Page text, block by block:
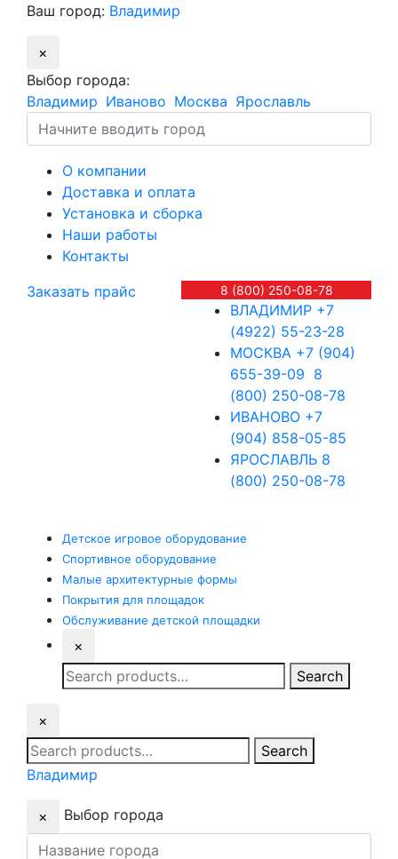
Ваш город: Владимир
×
Выбор города:
Владимир Иваново Москва Ярославль
О компании
Доставка и оплата
Установка и сборка
Наши работы
Контакты
Заказать прайс
8 (800) 250-08-78
ВЛАДИМИР +7
(4922) 55-23-28
МОСКВА +7 (904)
655-39-09 8
(800) 250-08-78
ИВАНОВО +7
(904) 858-05-85
ЯРОСЛАВЛЬ 8
(800) 250-08-78
Детское игровое оборудование
Спортивное оборудование
Малые архитектурные формы
Покрытия для площадок
Обслуживание детской площадки
×
Search
for:
Search
×
Search
for:
Search
Владимир
× Выбор города